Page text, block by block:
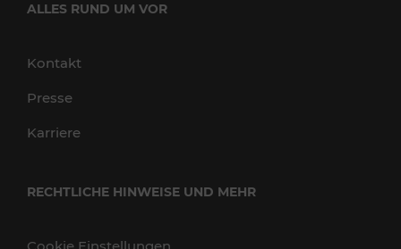
ALLES RUND UM VOR
Kontakt
Presse
Karriere
RECHTLICHE HINWEISE UND MEHR